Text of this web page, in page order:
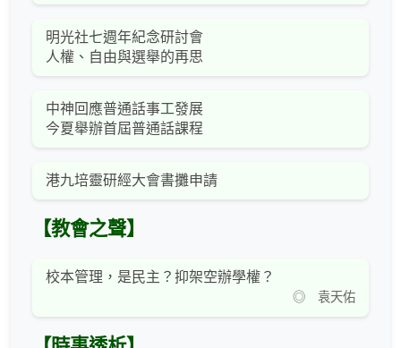
明光社七週年紀念研討會
人權、自由與選舉的再思
中神回應普通話事工發展
今夏舉辦首屆普通話課程
港九培靈研經大會書攤申請
【教會之聲】
校本管理，是民主？抑架空辦學權？
◎ 袁天佑